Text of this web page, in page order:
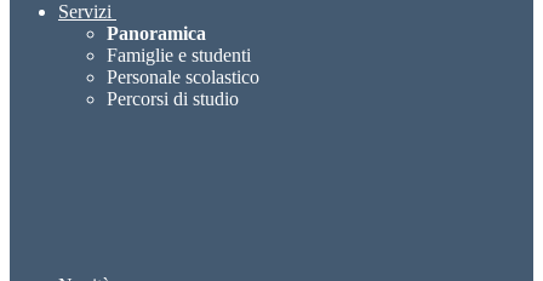
Servizi
Panoramica
Famiglie e studenti
Personale scolastico
Percorsi di studio